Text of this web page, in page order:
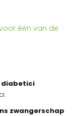
één van de
diabetici
zwangerschap